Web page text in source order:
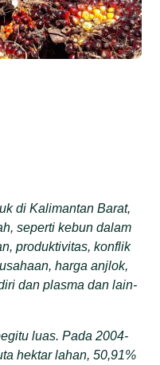
di Kalimantan Barat,
seperti kebun dalam
produktivitas, konflik
harga anjlok,
dan plasma dan lain-
luas. Pada 2004-
hektar lahan, 50,91%